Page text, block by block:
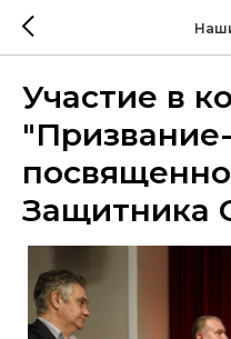
Участие в
Защитника